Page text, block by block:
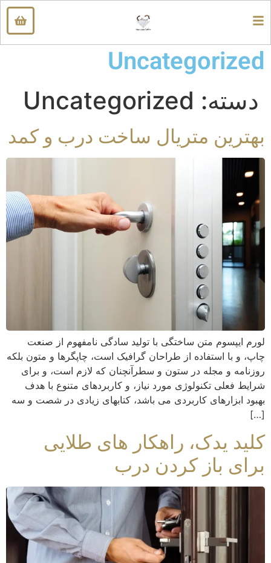
Uncategorized
دسته: Uncategorized
بهترین متریال ساخت درب و کمد
لورم ایپسوم متن ساختگی با تولید سادگی نامفهوم از صنعت
چاپ، و با استفاده از طراحان گرافیک است، چاپگرها و متون بلکه
روزنامه و مجله در ستون و سطرآنچنان که لازم است، و برای
شرایط فعلی تکنولوژی مورد نیاز، و کاربردهای متنوع با هدف
بهبود ابزارهای کاربردی می باشد، کتابهای زیادی در شصت و سه
[…]
کلید یدک، راهکار های طلایی
برای باز کردن درب